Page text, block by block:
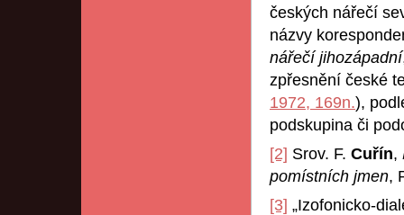
českých nářečí
názvy
nářečí jihozápadní
zpřesnění české
1972, 169n.),
podskupina či
[2] Srov. F. Cuřín,
pomístních jmen,
[3] „Izofonicko-